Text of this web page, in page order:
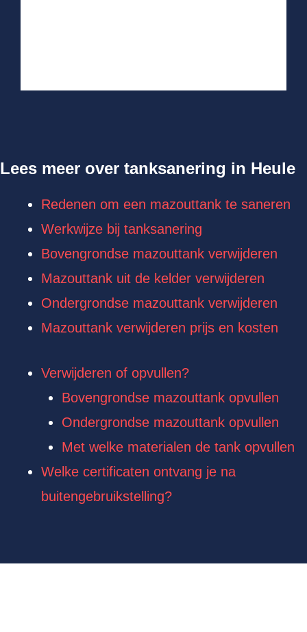
Lees meer over tanksanering in Heule
Redenen om een mazouttank te saneren
Werkwijze bij tanksanering
Bovengrondse mazouttank verwijderen
Mazouttank uit de kelder verwijderen
Ondergrondse mazouttank verwijderen
Mazouttank verwijderen prijs en kosten
Verwijderen of opvullen?
Bovengrondse mazouttank opvullen
Ondergrondse mazouttank opvullen
Met welke materialen de tank opvullen
Welke certificaten ontvang je na
buitengebruikstelling?